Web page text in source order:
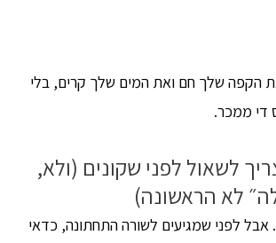
הקפה שלך חם ואת המים שלך קרים, בלי
די ממכר.
לשאול לפני שקונים (ולא,
לא הראשונה)
אבל לפני שמגיעים לשורה התחתונה, כדאי